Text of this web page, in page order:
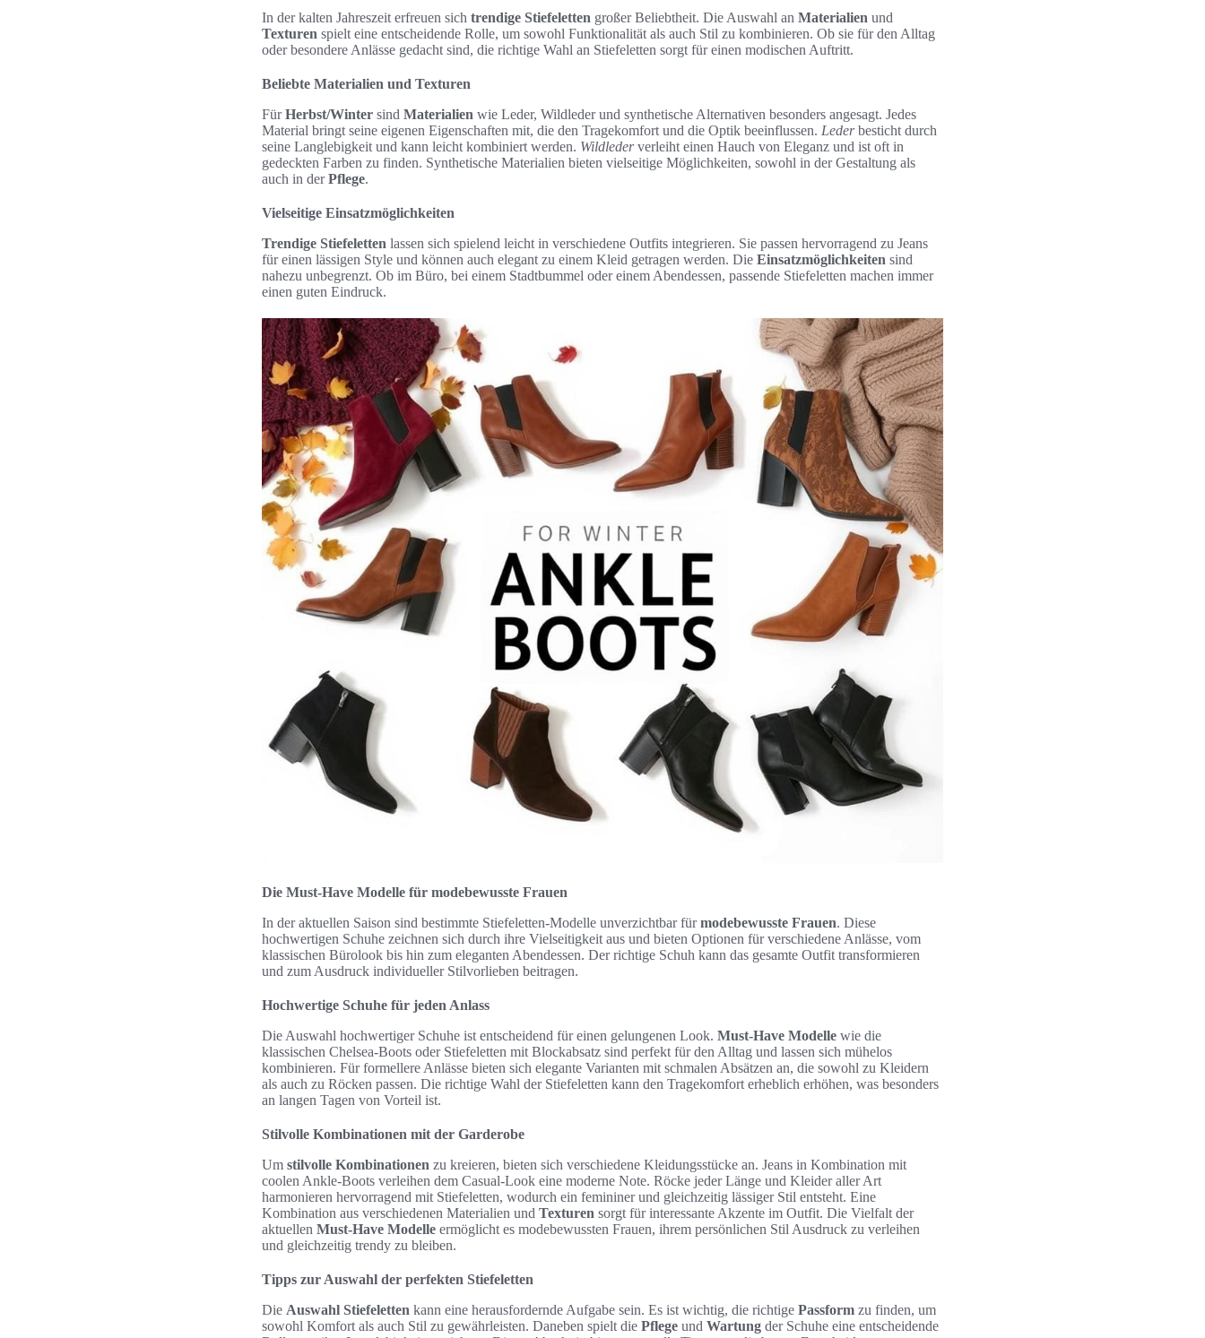
In der kalten Jahreszeit erfreuen sich trendige Stiefeletten großer Beliebtheit. Die Auswahl an Materialien und
Texturen spielt eine entscheidende Rolle, um sowohl Funktionalität als auch Stil zu kombinieren. Ob sie für den Alltag
oder besondere Anlässe gedacht sind, die richtige Wahl an Stiefeletten sorgt für einen modischen Auftritt.
Beliebte Materialien und Texturen
FürHerbst/Winter sind Materialien wie Leder, Wildleder und synthetische Alternativen besonders angesagt. Jedes
Material bringt seine eigenen Eigenschaften mit, die den Tragekomfort und die Optik beeinflussen. Lederbesticht durch
seine Langlebigkeit und kann leicht kombiniert werden. Wildlederverleiht einen Hauch von Eleganz und ist oft in
gedeckten Farben zu finden. Synthetische Materialien bieten vielseitige Möglichkeiten, sowohl in der Gestaltung als
auch in derPflege.
Vielseitige Einsatzmöglichkeiten
Trendige Stiefeletten lassen sich spielend leicht in verschiedene Outfits integrieren. Sie passen hervorragend zu Jeans
für einen lässigen Style und können auch elegant zu einem Kleid getragen werden. Die Einsatzmöglichkeiten sind
nahezu unbegrenzt. Ob im Büro, bei einem Stadtbummel oder einem Abendessen, passende Stiefeletten machen immer
einen guten Eindruck.
Die Must-Have Modelle für modebewusste Frauen
In der aktuellen Saison sind bestimmte Stiefeletten-Modelle unverzichtbar fürmodebewusste Frauen. Diese
hochwertigen Schuhe zeichnen sich durch ihre Vielseitigkeit aus und bieten Optionen für verschiedene Anlässe, vom
klassischen Bürolook bis hin zum eleganten Abendessen. Der richtige Schuh kann das gesamte Outfit transformieren
und zum Ausdruck individueller Stilvorlieben beitragen.
Hochwertige Schuhe für jeden Anlass
Die Auswahl hochwertiger Schuhe ist entscheidend für einen gelungenen Look. Must-Have Modelle wie die
klassischen Chelsea-Boots oder Stiefeletten mit Blockabsatz sind perfekt für den Alltag und lassen sich mühelos
kombinieren. Für formellere Anlässe bieten sich elegante Varianten mit schmalen Absätzen an, die sowohl zu Kleidern
als auch zu Röcken passen. Die richtige Wahl der Stiefeletten kann den Tragekomfort erheblich erhöhen, was besonders
an langen Tagen von Vorteil ist.
Stilvolle Kombinationen mit der Garderobe
Um stilvolle Kombinationen zu kreieren, bieten sich verschiedene Kleidungsstücke an. Jeans in Kombination mit
coolen Ankle-Boots verleihen dem Casual-Look eine moderne Note. Röcke jeder Länge und Kleider aller Art
harmonieren hervorragend mit Stiefeletten, wodurch ein femininer und gleichzeitig lässiger Stil entsteht. Eine
Kombination aus verschiedenen Materialien und Texturen sorgt für interessante Akzente im Outfit. Die Vielfalt der
aktuellen Must-Have Modelle ermöglicht es modebewussten Frauen, ihrem persönlichen Stil Ausdruck zu verleihen
und gleichzeitig trendy zu bleiben.
Tipps zur Auswahl der perfekten Stiefeletten
Die Auswahl Stiefeletten kann eine herausfordernde Aufgabe sein. Es ist wichtig, die richtige Passform zu finden, um
sowohl Komfort als auch Stil zu gewährleisten. Daneben spielt die Pflege und Wartung der Schuhe eine entscheidende